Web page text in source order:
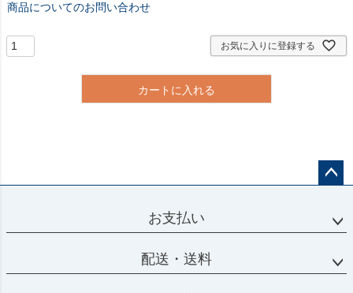
商品についてのお問い合わせ
お気に入りに登録する
カートに入れる
ップ
お支払い
配送・送料